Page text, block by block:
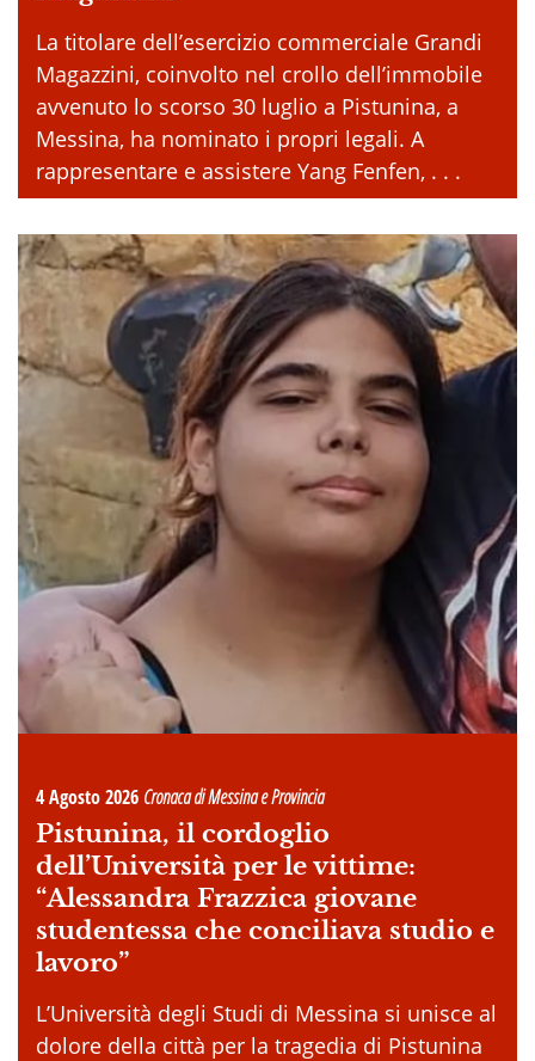
La titolare dell’esercizio commerciale Grandi
Magazzini, coinvolto nel crollo dell’immobile
avvenuto lo scorso 30 luglio a Pistunina, a
Messina, ha nominato i propri legali. A
rappresentare e assistere Yang Fenfen, . . .
4 Agosto 2026 Cronaca di Messina e Provincia
Pistunina, il cordoglio
dell’Università per le vittime:
“Alessandra Frazzica giovane
studentessa che conciliava studio e
lavoro”
L’Università degli Studi di Messina si unisce al
dolore della città per la tragedia di Pistunina